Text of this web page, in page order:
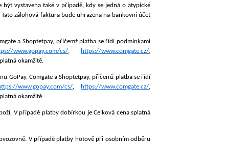
vystavena také v případě, kdy se jedná o atypické
zálohová faktura bude uhrazena na bankovní účet
a Shoptetpay, přičemž platba se řídí podmínkami
www.gopay.com/cs/, https://www.comgate.cz/,
okamžitě.
GoPay, Comgate a Shoptetpay, přičemž platba se řídí
www.gopay.com/cs/, https://www.comgate.cz/,
okamžitě.
V případě platby dobírkou je Celková cena splatná
V případě platby hotově při osobním odběru